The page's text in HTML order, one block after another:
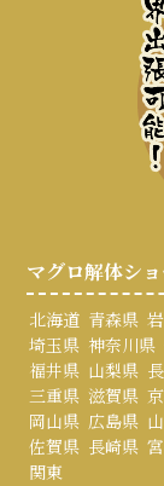
マグロ解体シ
北海道 青森県
埼玉県 神奈川県
福井県 山梨県
三重県 滋賀県
岡山県 広島県
佐賀県 長崎県
関東